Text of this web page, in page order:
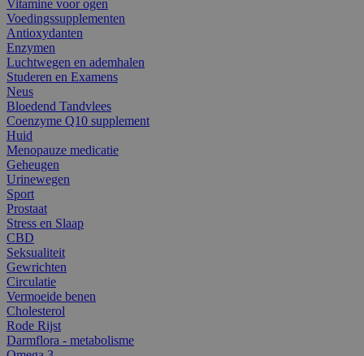
Vitamine voor ogen
Voedingssupplementen
Antioxydanten
Enzymen
Luchtwegen en ademhalen
Studeren en Examens
Neus
Bloedend Tandvlees
Coenzyme Q10 supplement
Huid
Menopauze medicatie
Geheugen
Urinewegen
Sport
Prostaat
Stress en Slaap
CBD
Seksualiteit
Gewrichten
Circulatie
Vermoeide benen
Cholesterol
Rode Rijst
Darmflora - metabolisme